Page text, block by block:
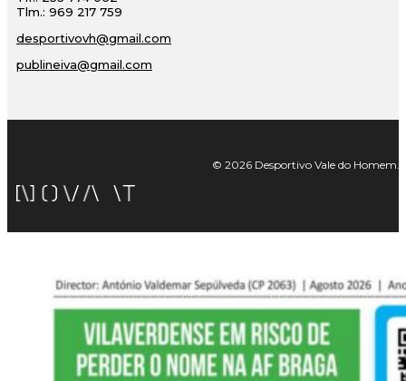
Tlm.: 969 217 759
desportivovh@gmail.com
publineiva@gmail.com
© 2026 Desportivo Vale do Homem.